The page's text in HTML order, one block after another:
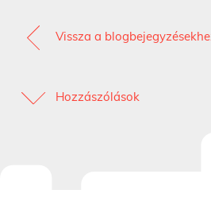
Vissza a
Hozzászólások